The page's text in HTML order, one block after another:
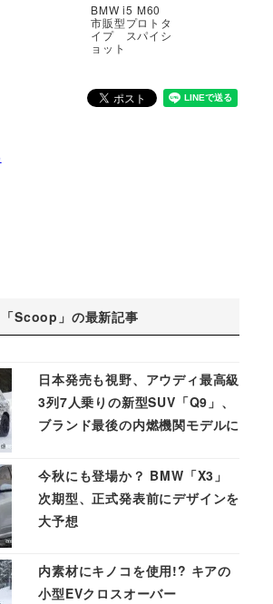
BMW i5 M60
市販型プロトタ
イプ スパイシ
ョット
「Scoop」の最新記事
日本発売も視野、アウディ最高級
3列7人乗りの新型SUV「Q9」、
ブランド最後の内燃機関モデルに
今秋にも登場か？ BMW「X3」
次期型、正式発表前にデザインを
大予想
内素材にキノコを使用!? キアの
小型EVクロスオーバー